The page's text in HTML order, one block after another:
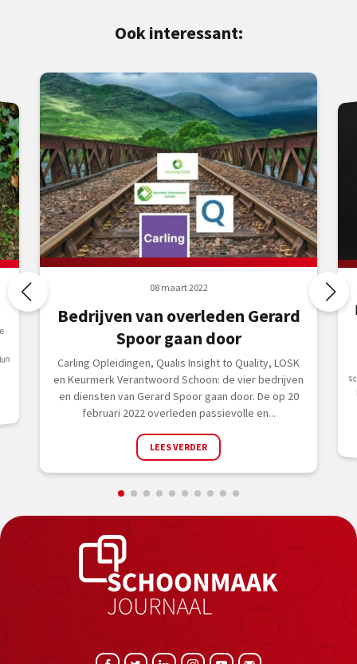
Ook interessant:
08 maart 2022
Bedrijven van overleden Gerard
Spoor gaan door
Carling Opleidingen, Qualis Insight to Quality, LOSK
en Keurmerk Verantwoord Schoon: de vier bedrijven
en diensten van Gerard Spoor gaan door. De op 20
februari 2022 overleden passievolle en...
LEES VERDER